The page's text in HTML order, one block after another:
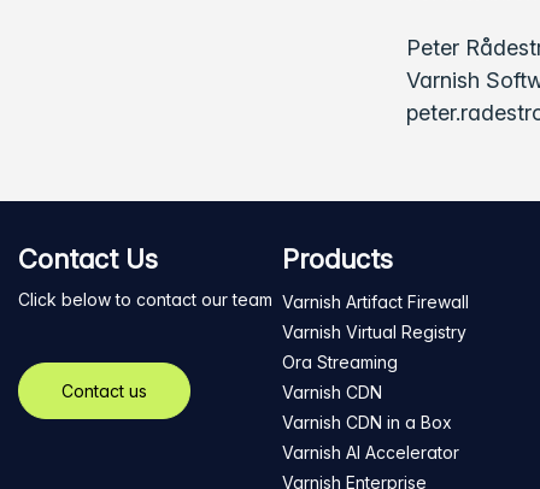
Peter
Varnish
Contact Us
Click below to contact our team
Contact us
Products
Varnish Artifact Firewall
Varnish Virtual Registry
Ora Streaming
Varnish CDN
Varnish CDN in a Box
Varnish AI Accelerator
Varnish Enterprise